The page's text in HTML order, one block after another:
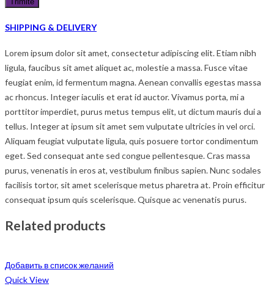
SHIPPING & DELIVERY
Lorem ipsum dolor sit amet, consectetur adipiscing elit. Etiam nibh
ligula, faucibus sit amet aliquet ac, molestie a massa. Fusce vitae
feugiat enim, id fermentum magna. Aenean convallis egestas massa
ac rhoncus. Integer iaculis et erat id auctor. Vivamus porta, mi a
porttitor imperdiet, purus metus tempus elit, ut dictum mauris dui a
tellus. Integer at ipsum sit amet sem vulputate ultricies in vel orci.
Aliquam feugiat vulputate ligula, quis posuere tortor condimentum
eget. Sed consequat ante sed congue pellentesque. Cras massa
purus, venenatis in eros at, vestibulum finibus sapien. Nunc sodales
facilisis tortor, sit amet scelerisque metus pharetra at. Proin efficitur
consequat ipsum quis scelerisque. Quisque ac venenatis purus.
Related products
Добавить в список желаний
Quick View